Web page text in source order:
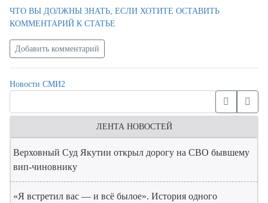
ЧТО ВЫ ДОЛЖНЫ ЗНАТЬ, ЕСЛИ ХОТИТЕ ОСТАВИТЬ
КОММЕНТАРИЙ К СТАТЬЕ
Добавить комментарий
Новости СМИ2
ЛЕНТА НОВОСТЕЙ
Верховный Суд Якутии открыл дорогу на СВО бывшему
вип-чиновнику
«Я встретил вас — и всё былое». История одного